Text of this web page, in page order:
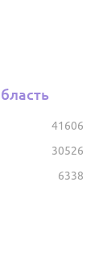
41606
30526
6338